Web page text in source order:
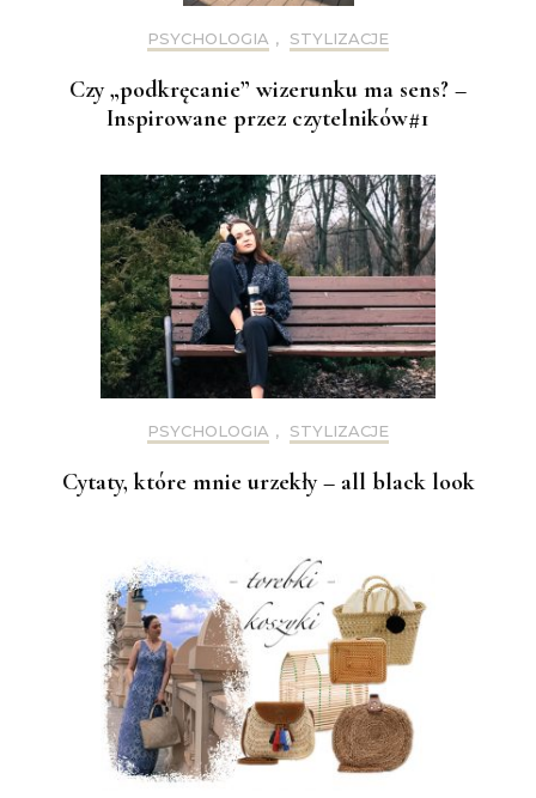
PSYCHOLOGIA , STYLIZACJE
Czy „podkręcanie” wizerunku ma sens? –
Inspirowane przez czytelników#1
PSYCHOLOGIA , STYLIZACJE
Cytaty, które mnie urzekły – all black look